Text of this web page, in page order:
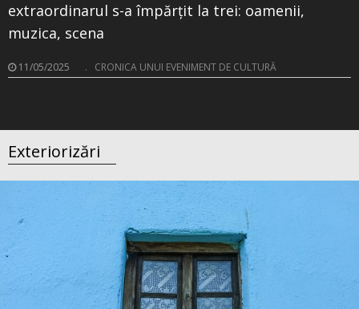
extraordinarul s-a împărțit la trei: oamenii,
muzica, scena
11/05/2025 . CRONICA UNUI EVENIMENT DE CULTURĂ
Exteriorizări